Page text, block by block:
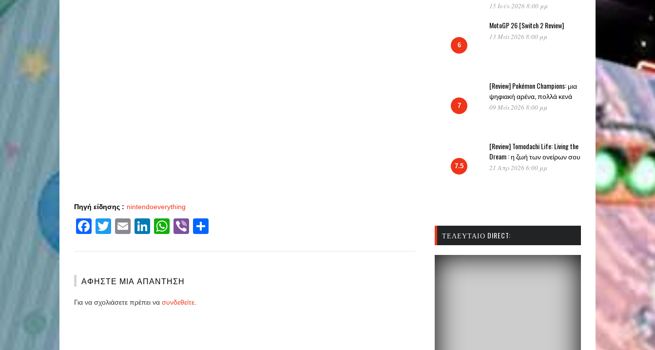
Πηγή είδησης : nintendoeverything
Facebook
Twitter
EmailLinkedIn
WhatsApp
Viber
ΑΦΉΣΤΕ ΜΙΑ ΑΠΆΝΤΗΣΗ
Για να σχολιάσετε πρέπει να συνδεθείτε
15 Ιούν 2026 8:00 μμ
6
MotoGP 26 [Switch 2 Review]
13 Μάι 2026 8:00 μμ
7
[Review] Pokémon Champions: μια
ψηφιακή αρένα, πολλά κενά
09 Μάι 2026 8:00 μμ
7.5
[Review] Tomodachi Life: Living the
Dream : η ζωή των ονείρων σου
21 Απρ 2026 6:00 μμ
ΤΕΛΕΥΤΑΊΟ DIRECT: